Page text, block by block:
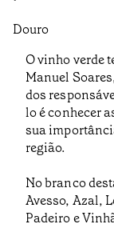
Douro
O vinho verde
Manuel
dos
lo é conhecer
sua
região.
No branco
Avesso, Azal,
Padeiro e